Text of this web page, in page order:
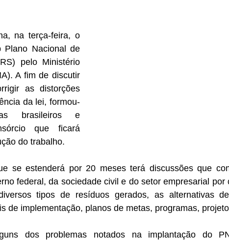
na terça-feira, o
Plano Nacional de
pelo Ministério
A fim de discutir
as distorções
da lei, formou-
brasileiros e
que ficará
do trabalho.
se estenderá por 20 meses terá discussões que
federal, da sociedade civil e do setor empresarial por
tipos de resíduos gerados, as alternativas
de implementação, planos de metas, programas,
dos problemas notados na implantação do